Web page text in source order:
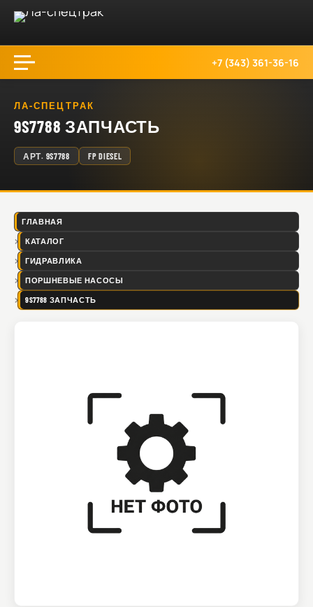
+7 (343) 361-36-16
ЛА-СПЕЦТРАК
9S7788 ЗАПЧАСТЬ
АРТ. 9S7788 FP DIESEL
ГЛАВНАЯ
КАТАЛОГ
ГИДРАВЛИКА
ПОРШНЕВЫЕ НАСОСЫ
9S7788 ЗАПЧАСТЬ